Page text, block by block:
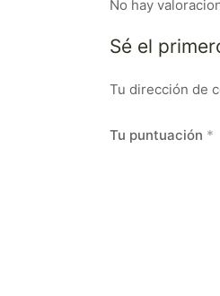
No hay
Sé el
Tu dirección de
Tu puntuación *